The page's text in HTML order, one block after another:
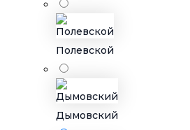
Дымовский
Полевской